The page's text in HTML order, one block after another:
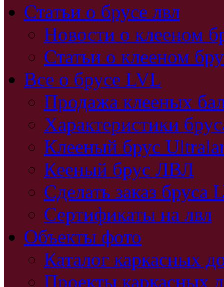
Статьи о брусе лвл
Новости о клееном
Статьи о клееном
Все о брусе LVL
Продажа клееных
Характеристики
Клееный брус
Кееный брус ЛВЛ
Сделать заказ бруса
Сертификаты на лвл
Объекты фото
Каталог каркасных
Проекты каркасных